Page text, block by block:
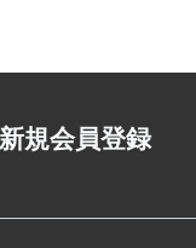
新規会員登録